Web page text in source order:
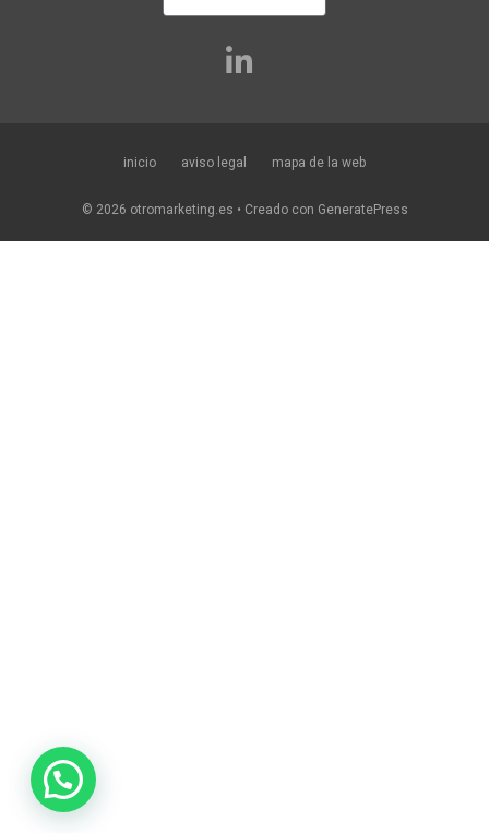
inicio aviso legal mapa de la web
© 2026 otromarketing.es • Creado con GeneratePress